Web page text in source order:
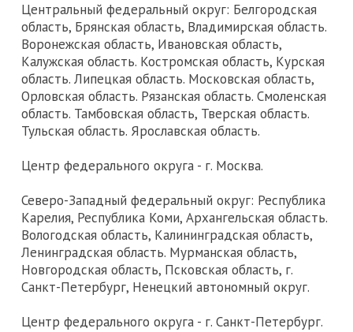
Центральный федеральный округ: Белгородская
область, Брянская область, Владимирская область.
Воронежская область, Ивановская область,
Калужская область. Костромская область, Курская
область. Липецкая область. Московская область,
Орловская область. Рязанская область. Смоленская
область. Тамбовская область, Тверская область.
Тульская область. Ярославская область.
Центр федерального округа - г. Москва.
Северо-Западный федеральный округ: Республика
Карелия, Республика Коми, Архангельская область.
Вологодская область, Калининградская область,
Ленинградская область. Мурманская область,
Новгородская область, Псковская область, г.
Санкт-Петербург, Ненецкий автономный округ.
Центр федерального округа - г. Санкт-Петербург.